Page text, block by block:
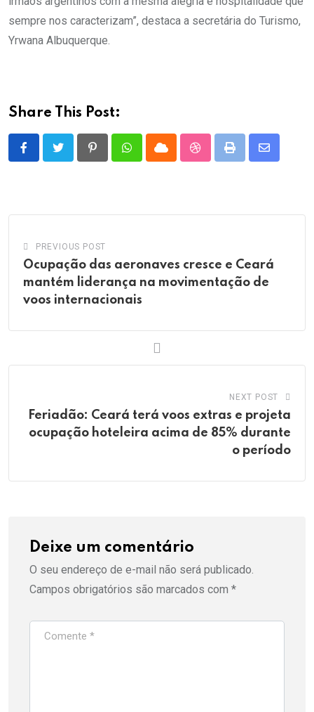
sempre nos caracterizam”, destaca a secretária do Turismo,
Yrwana Albuquerque.
Share This Post:
PinterestWhatsappCloud StumbleUpon
Print
Share
PREVIOUS POST
Ocupação das aeronaves cresce e Ceará
mantém liderança na movimentação de
voos internacionais
NEXT POST
Feriadão: Ceará terá voos extras e projeta
ocupação hoteleira acima de 85% durante
o período
Deixe um comentário
O seu endereço de e-mail não será publicado.
Campos obrigatórios são marcados com *